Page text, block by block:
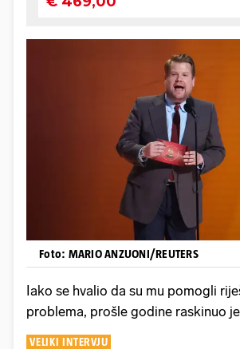
Foto: MARIO ANZUONI/REUTERS
Iako se hvalio da su mu pomogli
problema, prošle godine raskinuo
VELIKI INTERVJU